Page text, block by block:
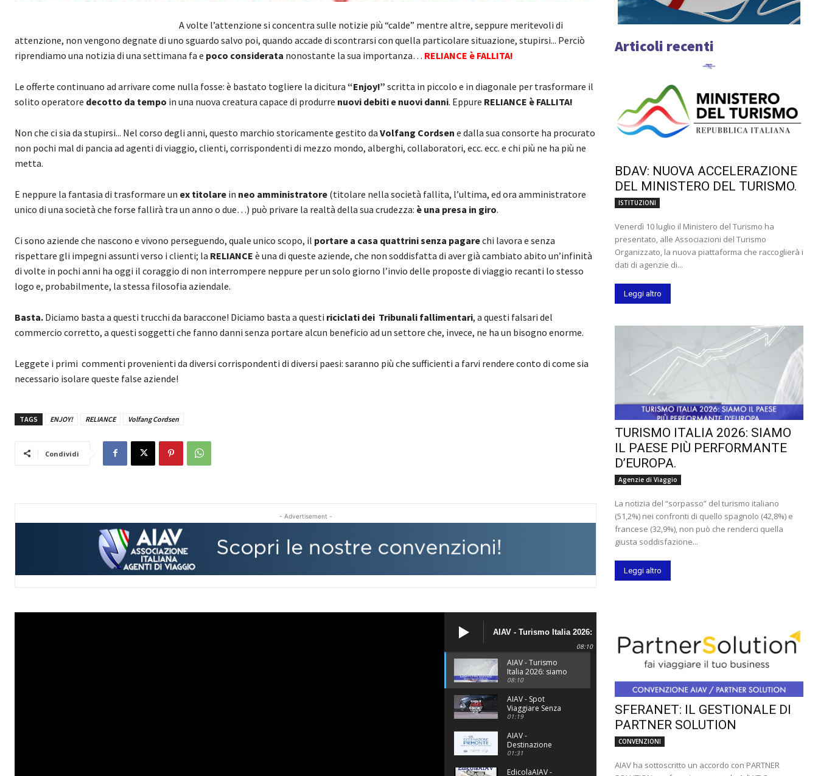
A volte l’attenzione si concentra sulle notizie più “calde” mentre altre, seppure meritevoli di
attenzione, non vengono degnate di uno sguardo salvo poi, quando accade di scontrarsi con quella particolare situazione, stupirsi... Perciò
riprendiamo una notizia di una settimana fa e poco considerata nonostante la sua importanza… RELIANCE è FALLITA!
Le offerte continuano ad arrivare come nulla fosse: è bastato togliere la dicitura “Enjoy!” scritta in piccolo e in diagonale per trasformare il
solito operatore decotto da tempo in una nuova creatura capace di produrre nuovi debiti e nuovi danni. Eppure RELIANCE è FALLITA!
Non che ci sia da stupirsi... Nel corso degli anni, questo marchio storicamente gestito da Volfang Cordsen e dalla sua consorte ha procurato
non pochi mal di pancia ad agenti di viaggio, clienti, corrispondenti di mezzo mondo, alberghi, collaboratori, ecc. ecc. e chi più ne ha più ne
metta.
E neppure la fantasia di trasformare un ex titolare in neo amministratore (titolare nella società fallita, l’ultima, ed ora amministratore
unico di una società che forse fallirà tra un anno o due…) può privare la realtà della sua crudezza: è una presa in giro.
Ci sono aziende che nascono e vivono perseguendo, quale unico scopo, il portare a casa quattrini senza pagarechi lavora e senza
rispettare gli impegni assunti verso i clienti; la RELIANCE è una di queste aziende, che non soddisfatta di aver già cambiato abito un’infinità
di volte in pochi anni ha oggi il coraggio di non interrompere neppure per un solo giorno l’invio delle proposte di viaggio recanti lo stesso
logo e, probabilmente, la stessa filosofia aziendale.
Basta. Diciamo basta a questi trucchi da baraccone! Diciamo basta a questi riciclati dei Tribunali fallimentari, a questi falsari del
commercio corretto, a questi soggetti che fanno danni senza portare alcun beneficio ad un settore che, invece, ne ha un bisogno enorme.
Leggete i primi commenti provenienti da diversi corrispondenti di diversi paesi: saranno più che sufficienti a farvi rendere conto di come sia
necessario isolare queste false aziende!
TAGS ENJOY! RELIANCE Volfang Cordsen
Condividi
- Advertisement -
AIAV - Turismo Italia 2026:
performante d'Europa.
08:10
AIAV - Turismo
Italia 2026: siamo
il Paese più
performante
d'Europa.
08:10
AIAV - Spot
Viaggiare Senza
Problemi
01:19
AIAV -
Destinazione
Piemonte
01:31
EdicolaAIAV -
Articoli recenti
BDAV: NUOVA ACCELERAZIONE
DEL MINISTERO DEL TURISMO.
ISTITUZIONI
Venerdì 10 luglio il Ministero del Turismo ha
presentato, alle Associazioni del Turismo
Organizzato, la nuova piattaforma che raccoglierà i
dati di agenzie di...
Leggi altro
TURISMO ITALIA 2026: SIAMO
IL PAESE PIÙ PERFORMANTE
D’EUROPA.
Agenzie di Viaggio
La notizia del “sorpasso” del turismo italiano
(51,2%) nei confronti di quello spagnolo (42,8%) e
francese (32,9%), non può che renderci quella
giusta soddisfazione...
Leggi altro
SFERANET: IL GESTIONALE DI
PARTNER SOLUTION
CONVENZIONI
AIAV ha sottoscritto un accordo con PARTNER